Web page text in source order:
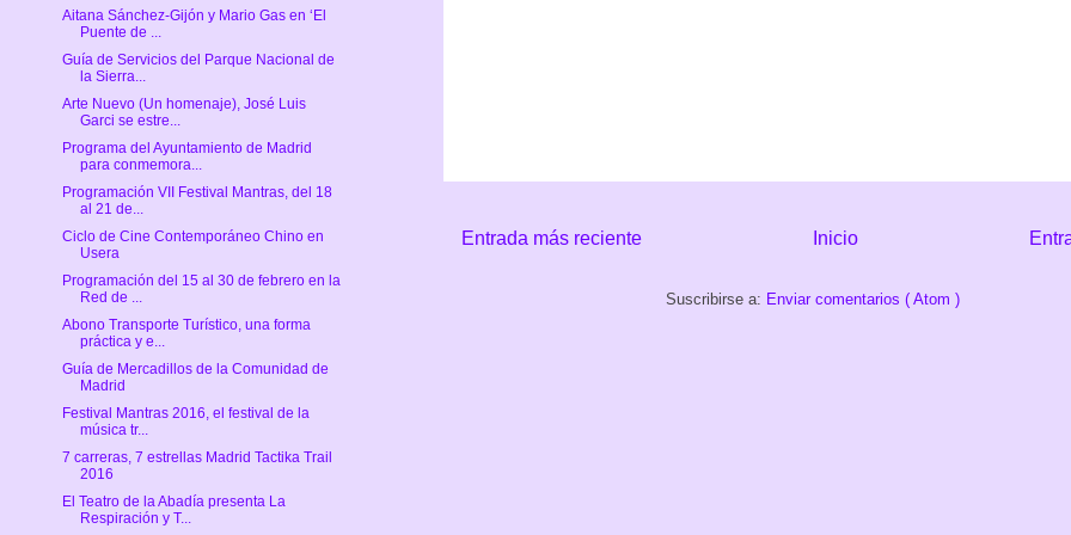
Entrada más reciente Inicio
Suscribirse a: Enviar comentarios ( Atom )
Aitana Sánchez-Gijón y Mario Gas en ‘El
Puente de ...
Guía de Servicios del Parque Nacional de
la Sierra...
Arte Nuevo (Un homenaje), José Luis
Garci se estre...
Programa del Ayuntamiento de Madrid
para conmemora...
Programación VII Festival Mantras, del 18
al 21 de...
Ciclo de Cine Contemporáneo Chino en
Usera
Programación del 15 al 30 de febrero en la
Red de ...
Abono Transporte Turístico, una forma
práctica y e...
Guía de Mercadillos de la Comunidad de
Madrid
Festival Mantras 2016, el festival de la
música tr...
7 carreras, 7 estrellas Madrid Tactika Trail
2016
El Teatro de la Abadía presenta La
Respiración y T...